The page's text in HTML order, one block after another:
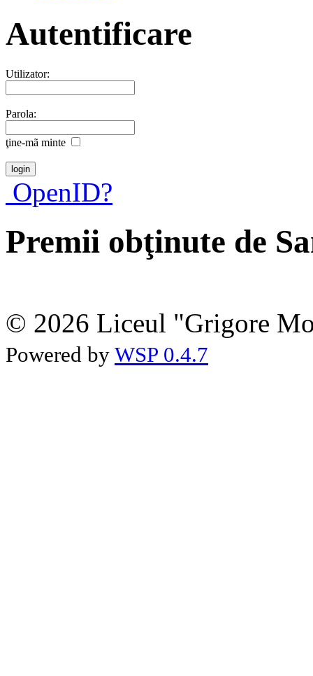
Autentificare
Utilizator:
Parola:
ţine-mã minte
OpenID?
Premii obţinute de
© 2026 Liceul "Grigore
Powered by WSP 0.4.7